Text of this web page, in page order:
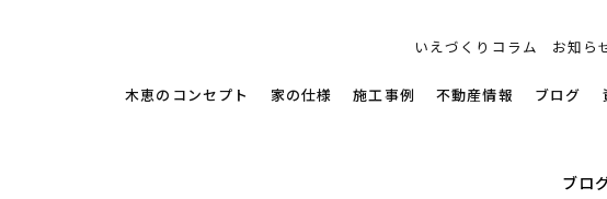
いえづくりコラム お知ら
木恵のコンセプト 家の仕様 施工事例 不動産情報 ブログ
ブロ